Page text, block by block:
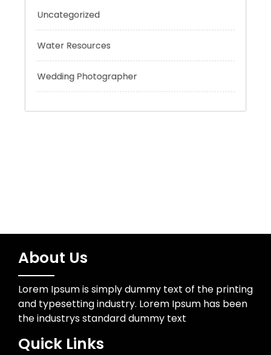
Tokyo Tours
Trading
Uncategorized
Water Resources
About Us
Lorem Ipsum is simply dummy text of the printing
and typesetting industry. Lorem Ipsum has been
the industrys standard dummy text
Quick Links